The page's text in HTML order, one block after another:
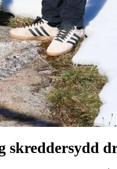
skreddersydd